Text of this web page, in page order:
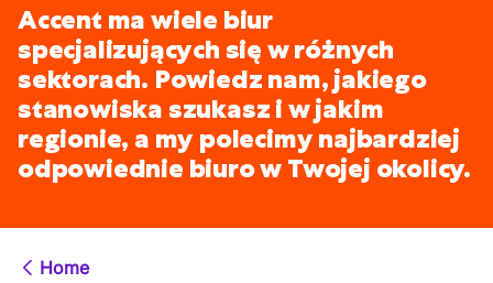
Accent ma wiele biur
specjalizujących się w różnych
sektorach. Powiedz nam, jakiego
stanowiska szukasz i w jakim
regionie, a my polecimy najbardziej
odpowiednie biuro w Twojej okolicy.
Home